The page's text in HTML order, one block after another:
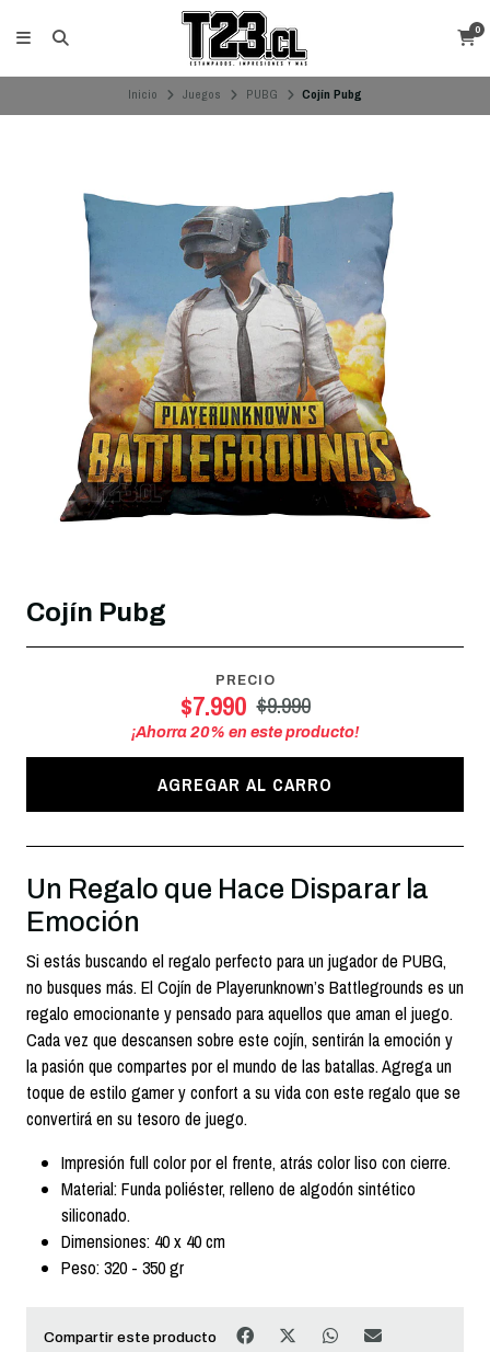
0
Inicio Juegos PUBG Cojín Pubg
Cojín Pubg
PRECIO
$7.990 $9.990
¡Ahorra20% en este producto!
AGREGAR AL CARRO
Un Regalo que Hace Disparar la
Emoción
Si estás buscando el regalo perfecto para un jugador de PUBG,
no busques más. El Cojín de Playerunknown’s Battlegrounds es un
regalo emocionante y pensado para aquellos que aman el juego.
Cada vez que descansen sobre este cojín, sentirán la emoción y
la pasión que compartes por el mundo de las batallas. Agrega un
toque de estilo gamer y confort a su vida con este regalo que se
convertirá en su tesoro de juego.
Impresión full color por el frente, atrás color liso con cierre.
Material: Funda poliéster, relleno de algodón sintético
siliconado.
Dimensiones: 40 x 40 cm
Peso: 320 - 350 gr
Compartir este producto